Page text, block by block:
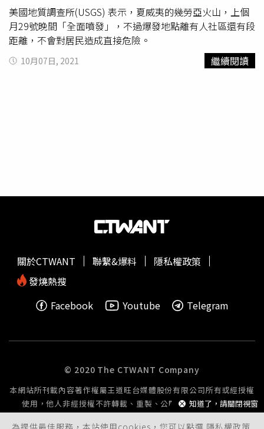
美國地質調查所(USGS) 表示，夏威夷的幾勞亞火山，上個
月29號晚間「全面噴發」，不過爆發地點離有人社區還有段
距離，不會對居民造成直接危險。
10月07日, 2021 繼續閱讀
為提供最佳服務，本站使用cookies，您可以點選 隱私權政策
知道了，請關閉視窗
關於CTWANT 聯繫&爆料
隱私權政策
發燒熱搜
Facebook
Youtube Telegram
© 2020 The CTWANT Company
本網站所刊載內容著作權屬王道旺台媒體股份有限公司所有或經授權
使用，他人非經授權不許轉載、重製、公開播送或公開傳輸。